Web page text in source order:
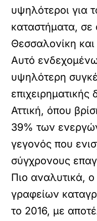
υψηλότεροι για
καταστήματα, σε
Θεσσαλονίκη
Αυτό
υψηλότερη
επιχειρηματικής
Αττική, όπου
39% των
γεγονός που
σύγχρονους
Πιο αναλυτικά, ο
γραφείων
το 2016, με